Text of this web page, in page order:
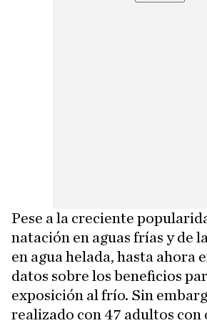
Pese a la creciente
natación en aguas frías y de
en agua helada, hasta ahora
datos sobre los beneficios
exposición al frío. Sin
realizado con 47 adultos con